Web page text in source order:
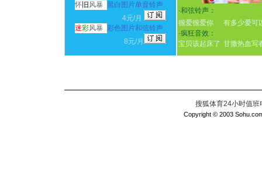
怀 旧 风暴
黑白图片单音铃声
4元/月
迷彩风暴 彩色图片和弦铃声
8元/月
·和弦铃声：
很爱很爱你
有多少爱可
·疯狂音效：
宝贝该起床了 甘撒热血写
搜狐体育24小时值
Copyright © 2003